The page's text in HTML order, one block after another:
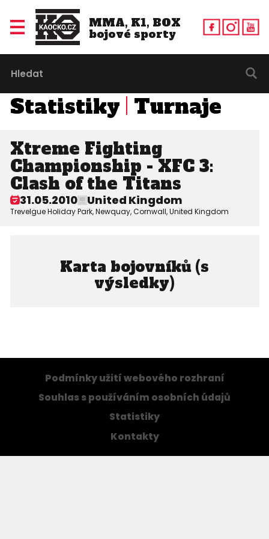
MMA, K1, BOX
bojové sporty
Statistiky Turnaje
Xtreme Fighting
Championship - XFC 3:
Clash of the Titans
31.05.2010 United Kingdom
Trevelgue Holiday Park, Newquay, Cornwall, United Kingdom
Karta bojovníků (s
výsledky)
Podmínky užití webového rozhraní
Souhlas s používáním osobních údajů
Statistiky
Kontakty